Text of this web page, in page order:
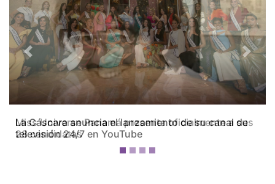
Miss Universe Panamá presenta oficialmente a sus
28 candidatas
Previous Next